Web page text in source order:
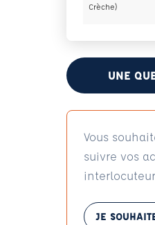
Crèche)
UNE
Vous
suivre vos
JE